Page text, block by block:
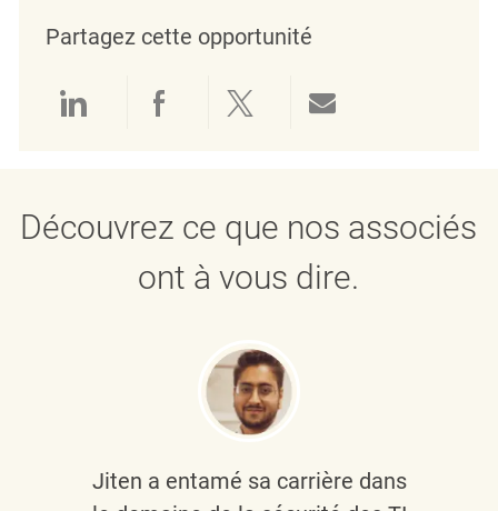
Partagez cette opportunité
Partager via LinkedIn
Partager via Facebook
Partager via twitter
Découvrez ce que nos associés
ont à vous dire.
Jiten a entamé sa carrière dans